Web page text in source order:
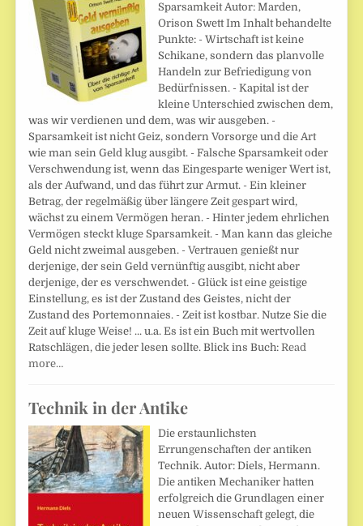
Sparsamkeit Autor: Marden,
Orison Swett Im Inhalt behandelte
Punkte: - Wirtschaft ist keine
Schikane, sondern das planvolle
Handeln zur Befriedigung von
Bedürfnissen. - Kapital ist der
kleine Unterschied zwischen dem,
was wir verdienen und dem, was wir ausgeben. -
Sparsamkeit ist nicht Geiz, sondern Vorsorge und die Art
wie man sein Geld klug ausgibt. - Falsche Sparsamkeit oder
Verschwendung ist, wenn das Eingesparte weniger Wert ist,
als der Aufwand, und das führt zur Armut. - Ein kleiner
Betrag, der regelmäßig über längere Zeit gespart wird,
wächst zu einem Vermögen heran. - Hinter jedem ehrlichen
Vermögen steckt kluge Sparsamkeit. - Man kann das gleiche
Geld nicht zweimal ausgeben. - Vertrauen genießt nur
derjenige, der sein Geld vernünftig ausgibt, nicht aber
derjenige, der es verschwendet. - Glück ist eine geistige
Einstellung, es ist der Zustand des Geistes, nicht der
Zustand des Portemonnaies. - Zeit ist kostbar. Nutze Sie die
Zeit auf kluge Weise! ... u.a. Es ist ein Buch mit wertvollen
Ratschlägen, die jeder lesen sollte. Blick ins Buch:Read
more…
Technik in der Antike
Die erstaunlichsten
Errungenschaften der antiken
Technik. Autor: Diels, Hermann.
Die antiken Mechaniker hatten
erfolgreich die Grundlagen einer
neuen Wissenschaft gelegt, die